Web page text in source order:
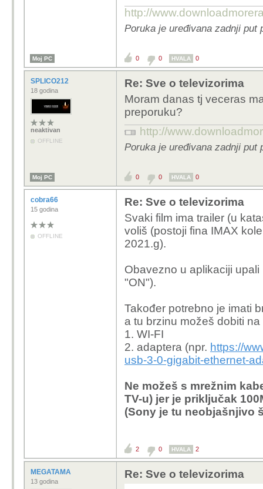
http://
Poruka je uređivana zadnji put
Moj PC 0 0 HVALA 0
SPLICO212
18 godina
neaktivan
OFFLINE
Re: Sve o televizorima
Moram danas tj veceras
preporuku?
http://
Poruka je uređivana zadnji put
Moj PC 0 0 HVALA 0
cobra66
15 godina
OFFLINE
Re: Sve o televizorima
Svaki film ima trailer (u
voliš (postoji fina IMAX
2021.g).
Obavezno u aplikaciji
"ON").
Također potrebno je imati
a tu brzinu možeš dobiti
1. WI-FI
2. adaptera (npr. https://
usb-3-0-gigabit-ethernet-
Ne možeš s mrežnim
TV-u) jer je priključak
(Sony je tu neobjašnjivo
2 0 HVALA 2
MEGATAMA
13 godina
Re: Sve o televizorima